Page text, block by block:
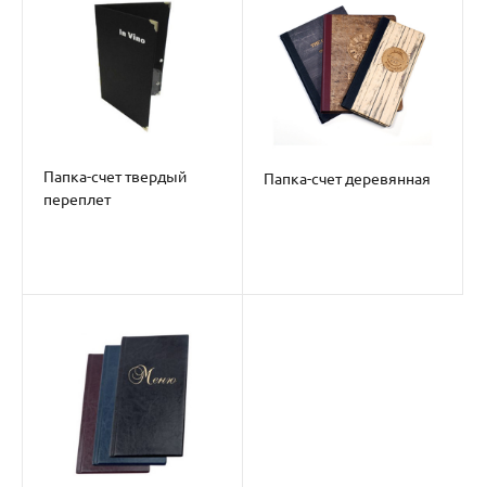
Папка-счет твердый
переплет
Папка-счет деревянная